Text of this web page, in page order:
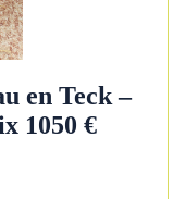
en Teck –
1050 €